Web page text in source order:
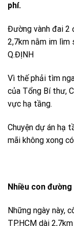
phí.
Đường vành đai 2
2,7km nằm im lìm
Q.ĐỊNH
Vì thế phải tìm
của Tổng Bí thư,
vực hạ tầng.
Chuyện dự án hạ
mãi không xong
Nhiều con
Những ngày này,
TP.HCM dài